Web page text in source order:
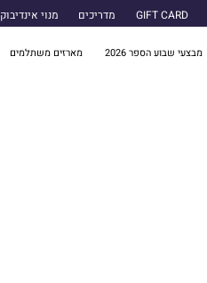
GIFT CARD מדריכים מנוי אינדיבוק
מבצעי שבוע הספר 2026 מארזים משתלמים